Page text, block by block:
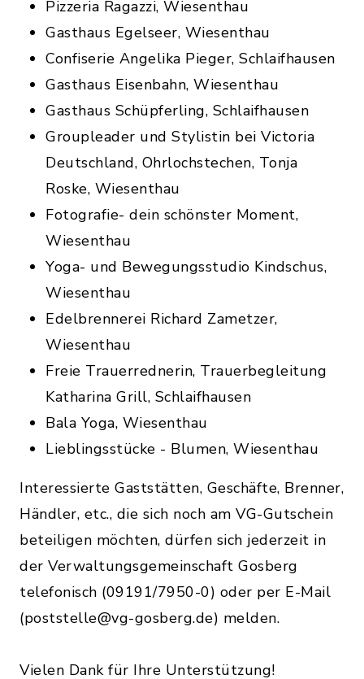
Pizzeria Ragazzi, Wiesenthau
Gasthaus Egelseer, Wiesenthau
Confiserie Angelika Pieger, Schlaifhausen
Gasthaus Eisenbahn, Wiesenthau
Gasthaus Schüpferling, Schlaifhausen
Groupleader und Stylistin bei Victoria
Deutschland, Ohrlochstechen, Tonja
Roske, Wiesenthau
Fotografie- dein schönster Moment,
Wiesenthau
Yoga- und Bewegungsstudio Kindschus,
Wiesenthau
Edelbrennerei Richard Zametzer,
Wiesenthau
Freie Trauerrednerin, Trauerbegleitung
Katharina Grill, Schlaifhausen
Bala Yoga, Wiesenthau
Lieblingsstücke - Blumen, Wiesenthau
Interessierte Gaststätten, Geschäfte, Brenner,
Händler, etc., die sich noch am VG-Gutschein
beteiligen möchten, dürfen sich jederzeit in
der Verwaltungsgemeinschaft Gosberg
telefonisch (09191/7950-0) oder per E-Mail
(poststelle@vg-gosberg.de) melden.
Vielen Dank für Ihre Unterstützung!